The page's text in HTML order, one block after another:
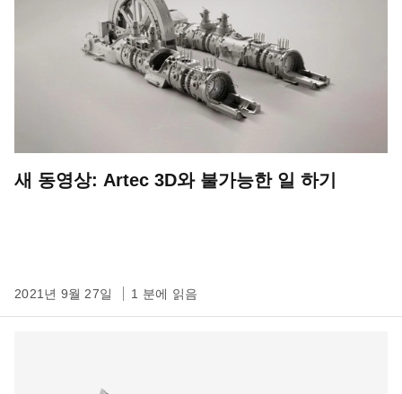
새 동영상: Artec 3D와 불가능한 일 하기
2021년 9월 27일 1 분에 읽음